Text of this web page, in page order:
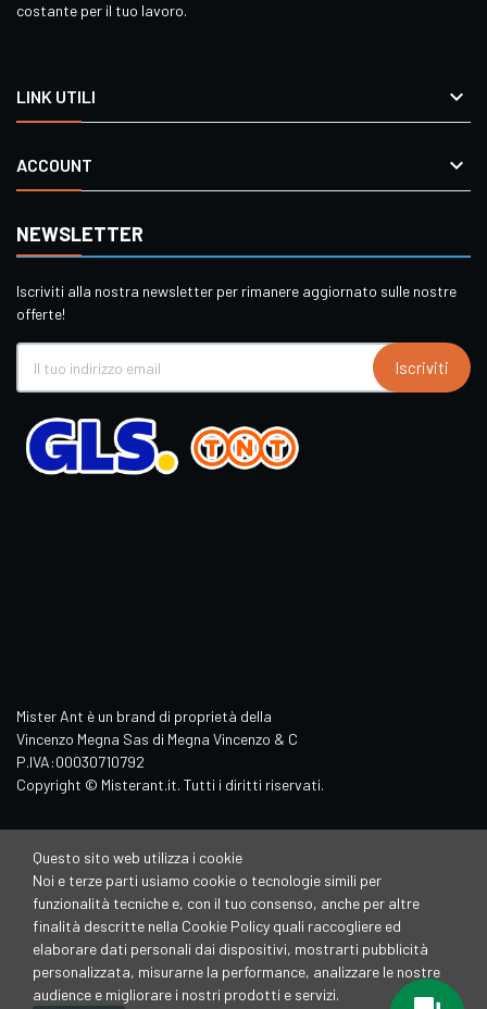
costante per il tuo lavoro.
LINK UTILI 
ACCOUNT 
NEWSLETTER
Iscriviti alla nostra newsletter per rimanere aggiornato sulle nostre
offerte!
Iscriviti
Mister Ant è un brand di proprietà della
Vincenzo Megna Sas di Megna Vincenzo & C
P.IVA:00030710792
Copyright © Misterant.it. Tutti i diritti riservati.
Questo sito web utilizza i cookie
Noi e terze parti usiamo cookie o tecnologie simili per
funzionalità tecniche e, con il tuo consenso, anche per altre
finalità descritte nella Cookie Policy quali raccogliere ed
elaborare dati personali dai dispositivi, mostrarti pubblicità
personalizzata, misurarne la performance, analizzare le nostre
audience e migliorare i nostri prodotti e servizi.